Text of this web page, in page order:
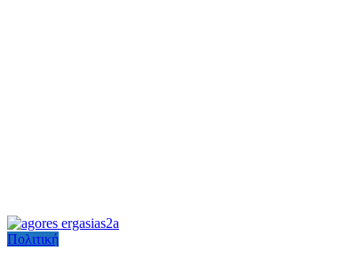
Πολιτική